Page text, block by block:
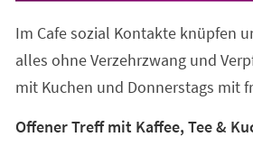
Im Cafe sozial Kontakte knüpfen
alles ohne Verzehrzwang und
mit Kuchen und Donnerstags mit
Offener Treff mit Kaffee, Tee &